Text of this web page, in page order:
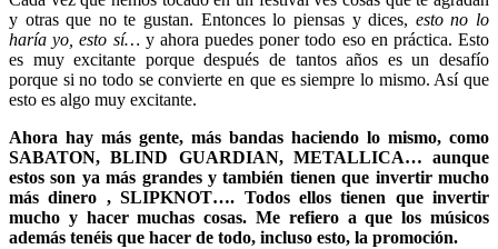
y otras que no te gustan. Entonces lo piensas y dices, esto no lo
haría yo, esto sí… y ahora puedes poner todo eso en práctica. Esto
es muy excitante porque después de tantos años es un desafío
porque si no todo se convierte en que es siempre lo mismo. Así que
esto es algo muy excitante.
Ahora hay más gente, más bandas haciendo lo mismo, como
SABATON, BLIND GUARDIAN, METALLICA… aunque
estos son ya más grandes y también tienen que invertir mucho
más dinero , SLIPKNOT…. Todos ellos tienen que invertir
mucho y hacer muchas cosas. Me refiero a que los músicos
además tenéis que hacer de todo, incluso esto, la promoción.